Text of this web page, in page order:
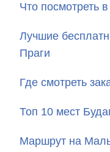
Что посмотреть
Лучшие
Праги
Где смотреть
Топ 10 мест
Маршрут на